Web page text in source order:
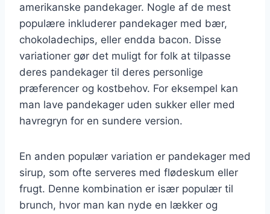
amerikanske pandekager. Nogle af de mest
populære inkluderer pandekager med bær,
chokoladechips, eller endda bacon. Disse
variationer gør det muligt for folk at tilpasse
deres pandekager til deres personlige
præferencer og kostbehov. For eksempel kan
man lave pandekager uden sukker eller med
havregryn for en sundere version.
En anden populær variation er pandekager med
sirup, som ofte serveres med flødeskum eller
frugt. Denne kombination er især populær til
brunch, hvor man kan nyde en lækker og